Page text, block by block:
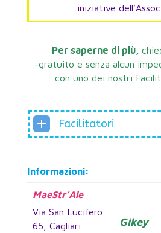
iniziative
Per saperne di più,
-gratuito e senza alcun
con uno dei nostri
Facilitatori
Informazioni:
MaeStr’Ale
Via San Lucifero
65, Cagliari
Gikey